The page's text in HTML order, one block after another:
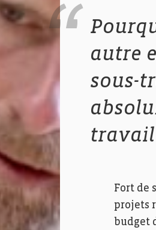
autre
sous-
travail
Fort de
projets
budget